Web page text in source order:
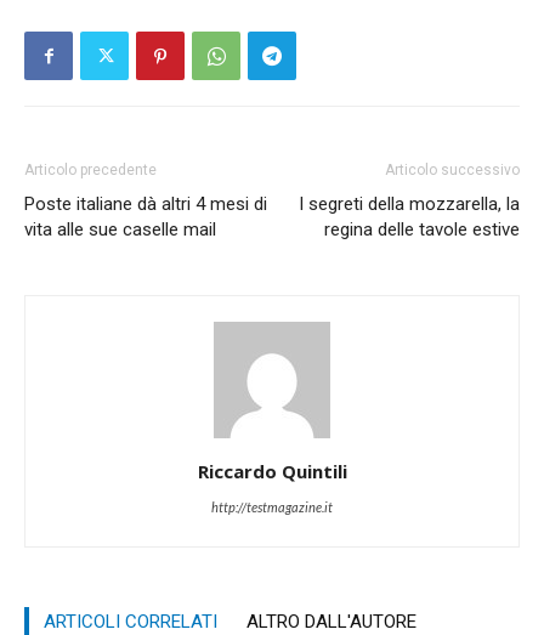
Articolo precedente
Poste italiane dà altri 4 mesi di
vita alle sue caselle mail
Articolo successivo
I segreti della mozzarella, la
regina delle tavole estive
Riccardo Quintili
http://testmagazine.it
ARTICOLI CORRELATI ALTRO DALL'AUTORE